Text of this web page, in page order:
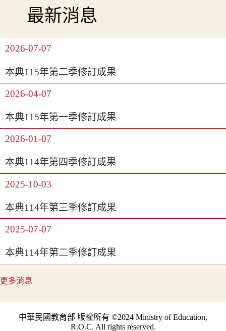
最新消息
2026-07-07
本典115年第二季修訂成果
2026-04-07
本典115年第一季修訂成果
2026-01-07
本典114年第四季修訂成果
2025-10-03
本典114年第三季修訂成果
2025-07-07
本典114年第二季修訂成果
更多消息
中華民國教育部 版權所有 ©2024 Ministry of Education,
R.O.C. All rights reserved.